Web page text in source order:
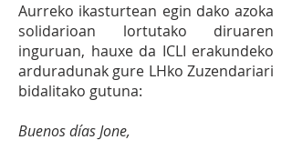
Aurreko ikasturtean egin dako azoka
solidarioan lortutako diruaren
inguruan, hauxe da ICLI erakundeko
arduradunak gure LHko Zuzendariari
bidalitako gutuna:
Buenos días Jone,